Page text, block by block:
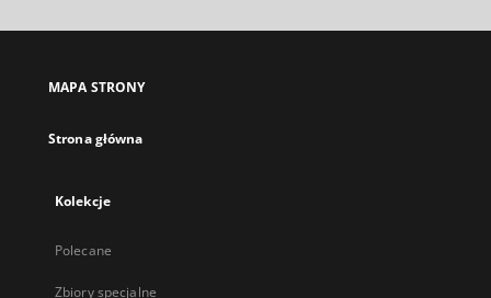
MAPA STRONY
Strona główna
Kolekcje
Polecane
Zbiory specjalne